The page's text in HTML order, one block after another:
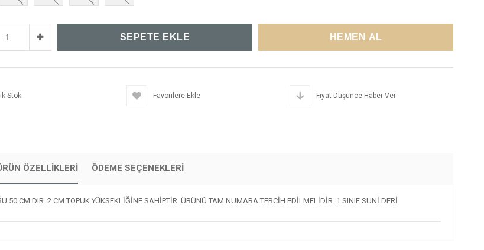
Stok Favorilere Ekle Fiyat Düşünce Haber Ver
ÖZELLIKLERI ÖDEME SEÇENEKLERI
CM DIR. 2 CM TOPUK YÜKSEKLİĞİNE SAHİPTİR. ÜRÜNÜ TAM NUMARA TERCİH EDİLMELİDİR. 1.SINIF SUNİ DERİ